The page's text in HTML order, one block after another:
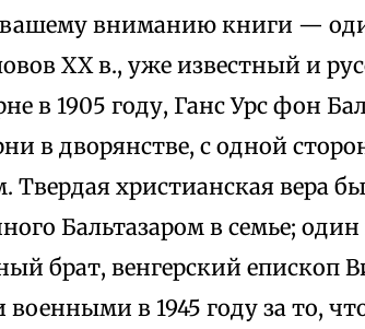
вашему вниманию книги —
XX в., уже известный и
в 1905 году, Ганс Урс фон
в дворянстве, с одной
Твердая христианская вера
Бальтазаром в семье;
брат, венгерский епископ
военными в 1945 году за то,